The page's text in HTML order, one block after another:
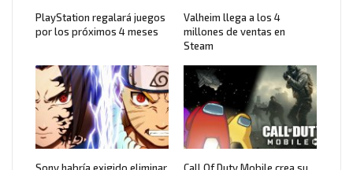
PlayStation regalará juegos
por los próximos 4 meses
Valheim llega a los 4
millones de ventas en
Steam